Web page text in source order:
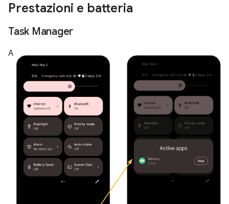
Prestazioni e batteria
Task Manager
A